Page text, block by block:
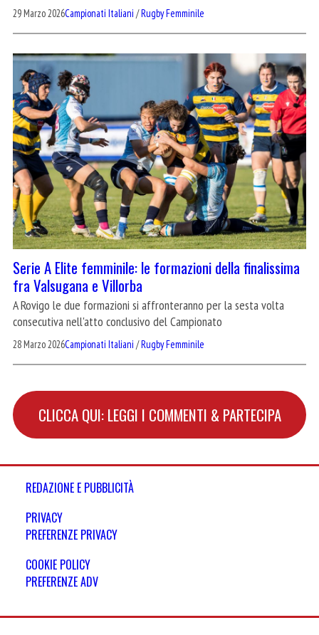
29 Marzo 2026Campionati Italiani /Rugby Femminile
Serie A Elite femminile: le formazioni della finalissima
fra Valsugana e Villorba
A Rovigo le due formazioni si affronteranno per la sesta volta
consecutiva nell'atto conclusivo del Campionato
28 Marzo 2026Campionati Italiani /Rugby Femminile
CLICCA QUI: LEGGI I COMMENTI & PARTECIPA
REDAZIONE E PUBBLICITÀ
PRIVACY
PREFERENZE PRIVACY
COOKIE POLICY
PREFERENZE ADV